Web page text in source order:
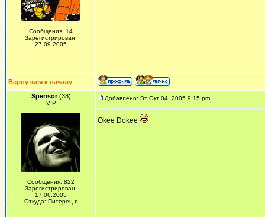
Сообщения: 14
Зарегистрирован:
27.09.2005
Вернуться к началу
Spensor(38)
VIP
Сообщения: 822
Зарегистрирован:
17.06.2005
Откуда: Питерец я
Добавлено: Вт Окт 04, 2005 9:15 pm
Okee Dokee